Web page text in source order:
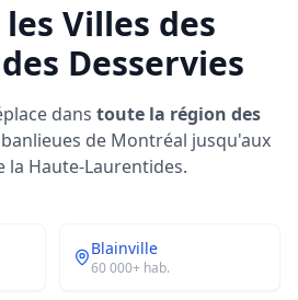
Villes des
Desservies
dans toute la région des
de Montréal jusqu'aux
la Haute-Laurentides.
Blainville
60 000+ hab.